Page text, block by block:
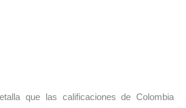
que las calificaciones de Colombia